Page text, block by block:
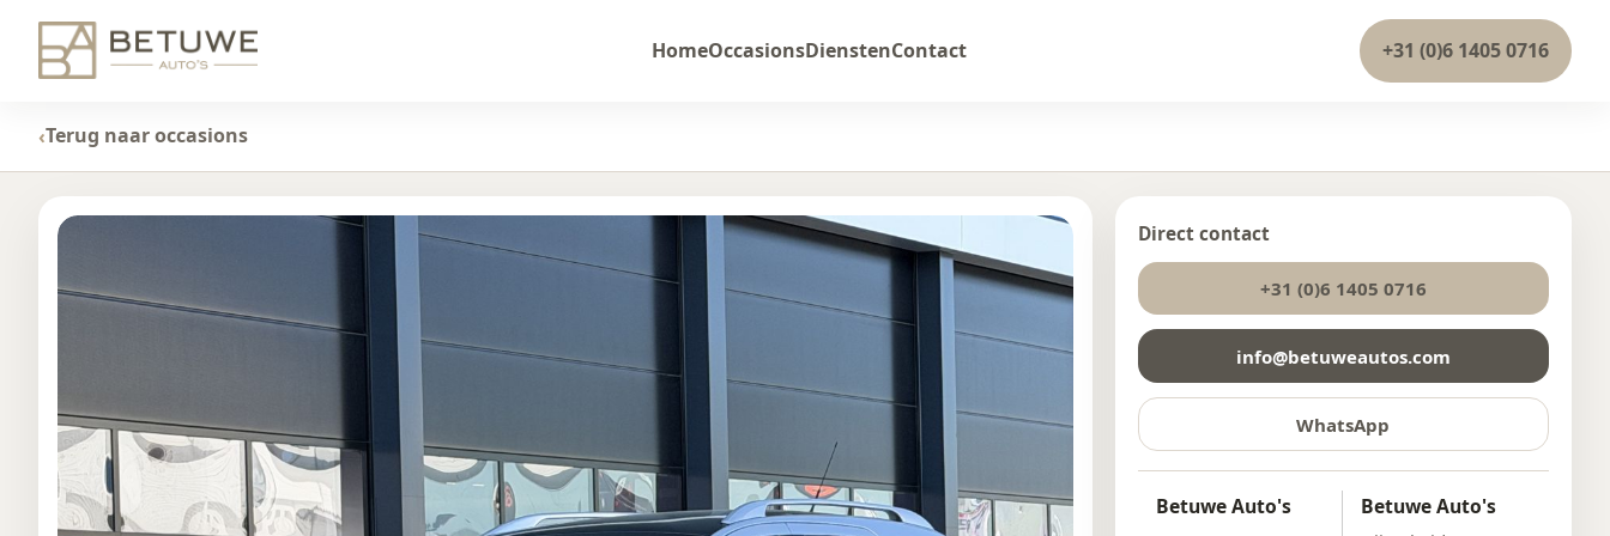
HomeOccasionsDienstenContact +31 (0)6 1405 0716
Terug naar occasions
Direct contact
+31 (0)6 1405 0716
info@betuweautos.com
WhatsApp
Betuwe Auto's Betuwe Auto's